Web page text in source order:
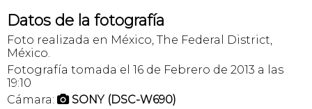
Datos de la fotografía
Foto realizada en México, The Federal District,
México.
Fotografía tomada el 16 de Febrero de 2013 a las
19:10
Cámara:  SONY (DSC-W690)